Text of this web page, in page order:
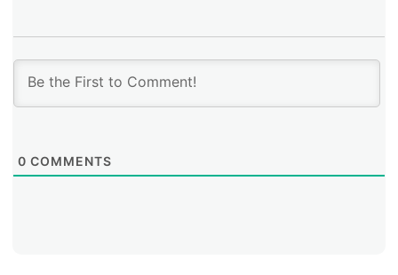
0 COMMENTS